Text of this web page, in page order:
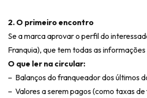
2. O primeiro encontro
Se a marca aprovar o perfil do
Franquia), que tem todas as
O que ler na circular:
– Balanços do franqueador dos últimos
– Valores a serem pagos (como taxas